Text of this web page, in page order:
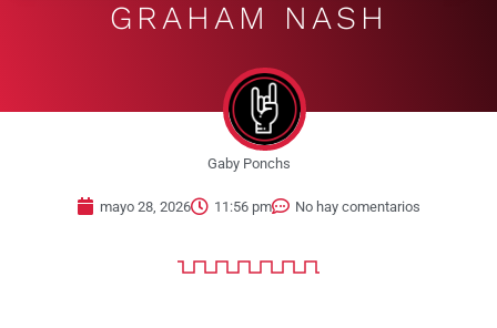
GRAHAM NASH
Gaby Ponchs
mayo 28, 2026 11:56 pm No hay comentarios